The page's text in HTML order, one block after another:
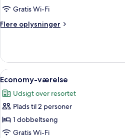
dobbeltseng
handicapvenligt
Gratis Wi-Fi
Flere oplysninger
Flere
-
dobbeltseng
handicapvenligt
Indlæs
alle
billeder
af
Economy-
værelse
Et
1
Economy-værelse
Udsigt over resortet
Plads til 2 personer
1 dobbeltseng
Gratis Wi-Fi